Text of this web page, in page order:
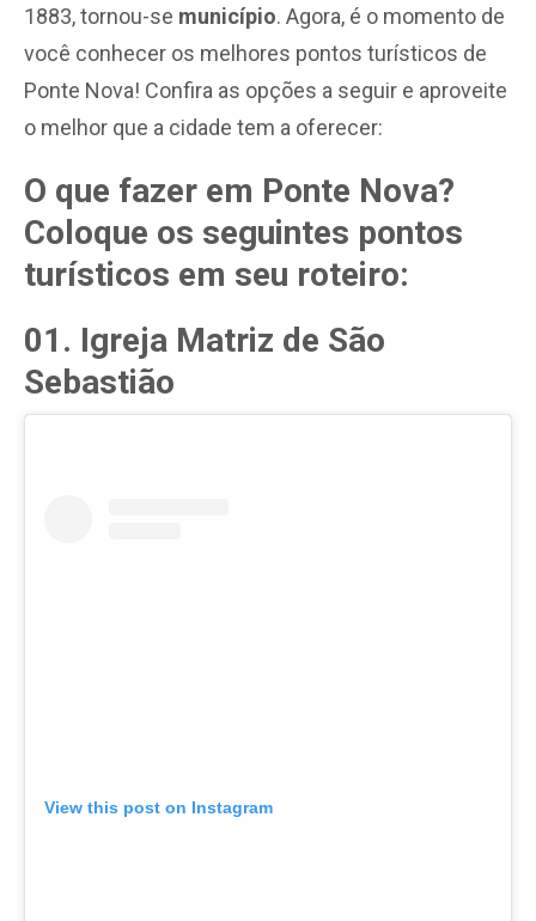
1883, tornou-se município. Agora, é o momento de
você conhecer os melhores pontos turísticos de
Ponte Nova! Confira as opções a seguir e aproveite
o melhor que a cidade tem a oferecer:
O que fazer em Ponte Nova?
Coloque os seguintes pontos
turísticos em seu roteiro:
01. Igreja Matriz de São
Sebastião
View this post on Instagram